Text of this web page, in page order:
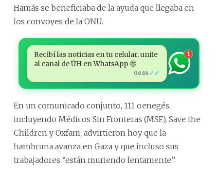
Hamás se beneficiaba de la ayuda que llegaba en
los convoyes de la ONU.
Recibí las noticias en tu celular, unite
al canal de ÚH en WhatsApp 🤩
06:16 ✓✓
1
En un comunicado conjunto, 111 oenegés,
incluyendo Médicos Sin Fronteras (MSF), Save the
Children y Oxfam, advirtieron hoy que la
hambruna avanza en Gaza y que incluso sus
trabajadores “están muriendo lentamente”.